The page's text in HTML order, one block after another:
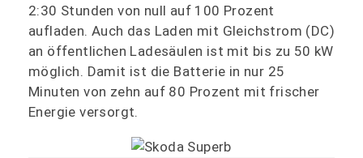
2:30 Stunden von null auf 100 Prozent
aufladen. Auch das Laden mit Gleichstrom (DC)
an öffentlichen Ladesäulen ist mit bis zu 50 kW
möglich. Damit ist die Batterie in nur 25
Minuten von zehn auf 80 Prozent mit frischer
Energie versorgt.